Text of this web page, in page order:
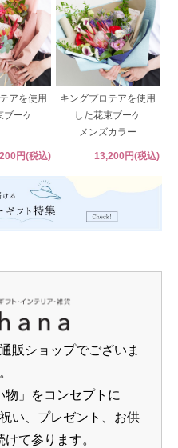
アを使用
ブーケ
キングプロテアを使用
した花束ブーケ
メンズカラー
円(税込) 13,200円(税込)
販ショップでございま
物」をコンセプトに
い、プレゼント、お供
て参ります。